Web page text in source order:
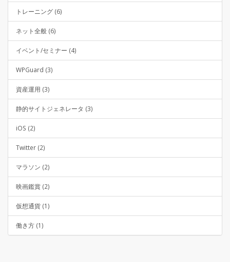
トレーニング (6)
ネット全般 (6)
イベント/セミナー (4)
WPGuard (3)
資産運用 (3)
静的サイトジェネレータ (3)
iOS (2)
Twitter (2)
マラソン (2)
映画鑑賞 (2)
仮想通貨 (1)
働き方 (1)